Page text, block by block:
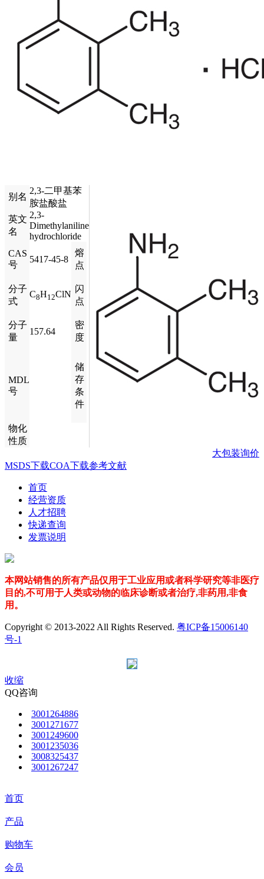
别名
2,3-二甲基苯
胺盐酸盐
英文
名
2,3-
Dimethylaniline
hydrochloride
CAS
号
5417-45-8
熔
点
分子
式
C8H12ClN
闪
点
分子
量
157.64
密
度
MDL
号
储
存
条
件
物化
性质
大包装询价
MSDS下载COA下载参考文献
首页
经营资质
人才招聘
快递查询
发票说明
本网站销售的所有产品仅用于工业应用或者科学研究等非医疗
目的,不可用于人类或动物的临床诊断或者治疗,非药用,非食
用。
Copyright © 2013-2022 All Rights Reserved. 粤ICP备15006140
号-1
收缩
QQ咨询
3001264886
3001271677
3001249600
3001235036
3008325437
3001267247
首页
产品
购物车
会员